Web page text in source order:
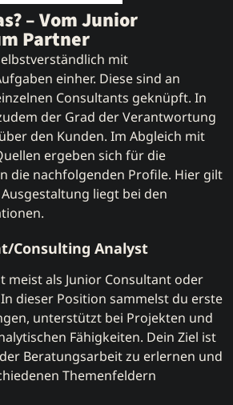
– Vom Junior
Partner
mit
einher. Diese sind an
Consultants geknüpft. In
der Grad der Verantwortung
den Kunden. Im Abgleich mit
ergeben sich für die
die nachfolgenden Profile. Hier gilt
liegt bei den
Consulting Analyst
meist als Junior Consultant oder
dieser Position sammelst du erste
unterstützt bei Projekten und
Fähigkeiten. Dein Ziel ist
Beratungsarbeit zu erlernen und
Themenfeldern